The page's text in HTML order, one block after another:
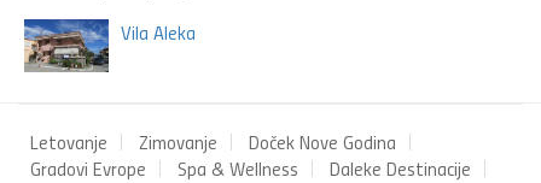
Vila Aleka
Letovanje Zimovanje
Doček Nove Godina
Gradovi Evrope
Spa & Wellness Daleke Destinacije